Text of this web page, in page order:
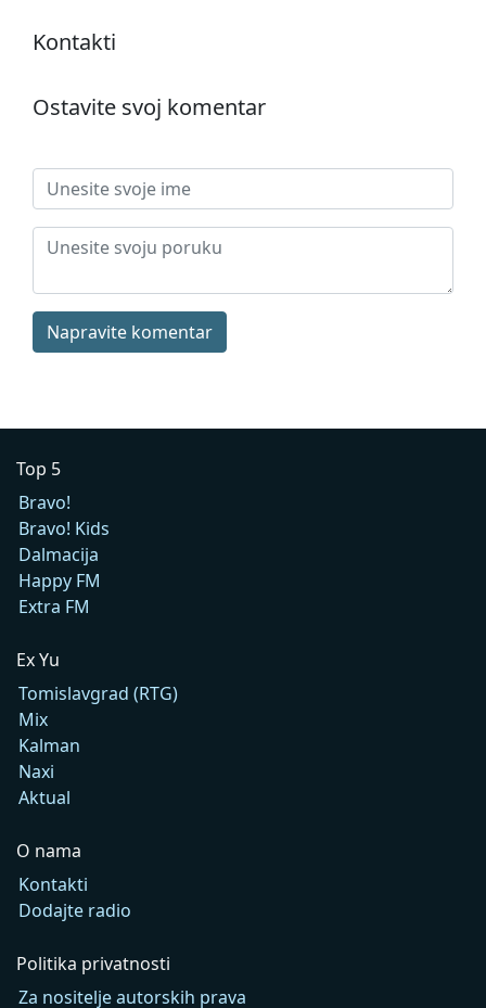
Kontakti
Ostavite svoj komentar
Napravite komentar
Top 5
Bravo!
Bravo! Kids
Dalmacija
Happy FM
Extra FM
Ex Yu
Tomislavgrad (RTG)
Mix
Kalman
Naxi
Aktual
O nama
Kontakti
Dodajte radio
Politika privatnosti
Za nositelje autorskih prava